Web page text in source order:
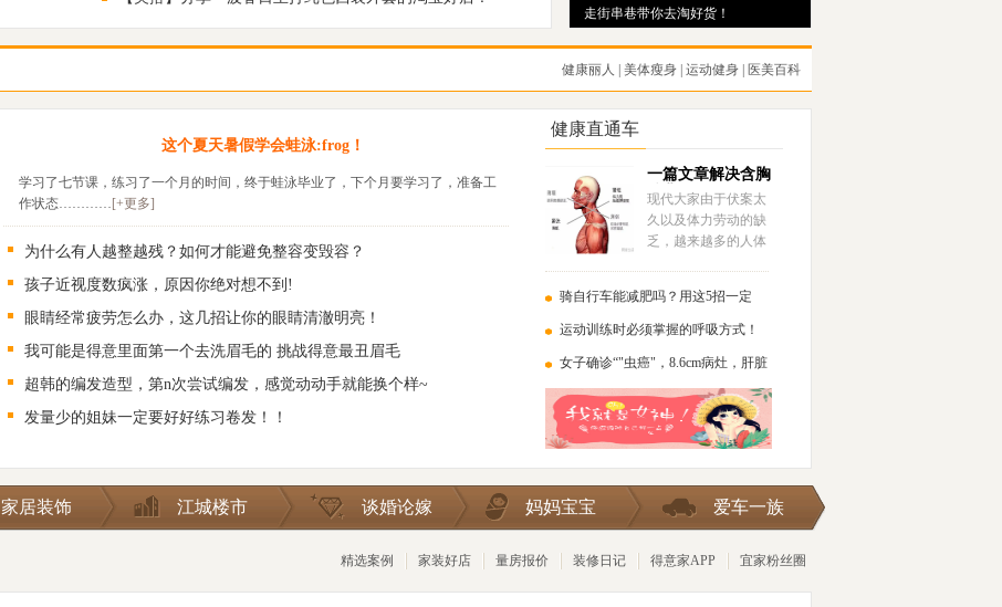
走街串巷带你去淘好货！
健康丽人 美体瘦身 运动健身 医美百科
这个夏天暑假学会蛙泳:frog！
学习了七节课，练习了一个月的时间，终于蛙泳毕业了，下个月要学习了，准备工
作状态………… [+更多]
为什么有人越整越残？如何才能避免整容变毁容？
孩子近视度数疯涨，原因你绝对想不到!
眼睛经常疲劳怎么办，这几招让你的眼睛清澈明亮！
我可能是得意里面第一个去洗眉毛的 挑战得意最丑眉毛
超韩的编发造型，第n次尝试编发，感觉动动手就能换个样~
发量少的姐妹一定要好好练习卷发！！
健康直通车
一篇文章解决含胸
驼背的问题！
现代大家由于伏案太
久以及体力劳动的缺
乏，越来越多的人体
骑自行车能减肥吗？用这5招一定
瘦！运动训练时必须掌握的呼吸方式！
女子确诊“"虫癌"，8.6cm病灶，肝脏
险被
家居装饰 江城楼市 谈婚论嫁 妈妈宝宝 爱车一族
精选案例 家装好店 量房报价 装修日记 得意家APP 宜家粉丝圈